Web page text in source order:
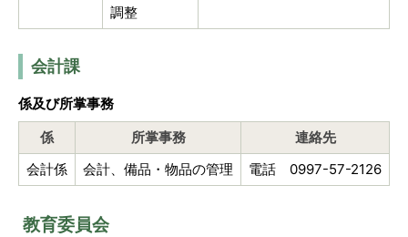
調整
会計課
係及び所掌事務
係
所掌事務
連絡先
会計係
会計、備品・物品の管理 電話 0997-57-2126
教育委員会